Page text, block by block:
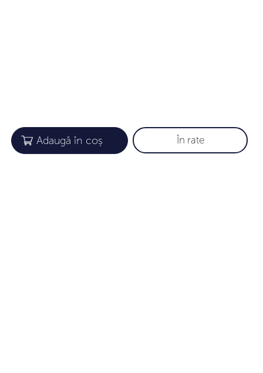
În rate